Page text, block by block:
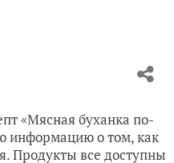
«Мясная буханка по-
информацию о том, как
Продукты все доступны